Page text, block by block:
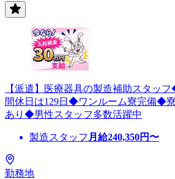
【派遣】医療器具の製造補助スタッ
間休日は129日◆ワンルーム寮完備◆
あり◆男性スタッフ多数活躍中
製造スタッフ 月給240,350円〜
勤務地